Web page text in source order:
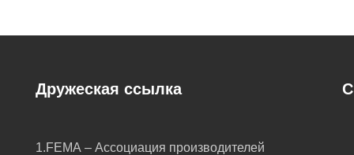
Дружеская ссылка
1.FEMA – Ассоциация производителей